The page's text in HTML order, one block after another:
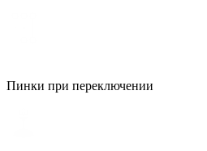
Пинки при переключении